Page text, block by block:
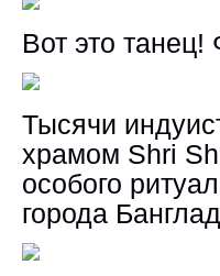
Вот это танец!
Тысячи
храмом Shri
особого
города